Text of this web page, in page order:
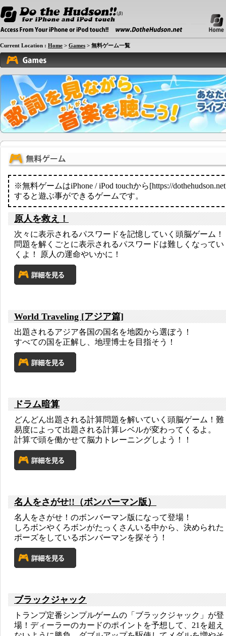
Current Location : Home > Games > 無料ゲーム一覧
※無料ゲームはiPhone / iPod touchから[https://
すると遊ぶ事ができるゲームです。
原人を救え！
次々に表示されるパスワードを記憶していく頭脳ゲーム！
問題を解くごとに表示されるパスワードは難しくなってい
くよ！ 原人の運命やいかに！
World Traveling [アジア篇]
出題されるアジア各国の国名を地図から選ぼう！
すべての国を正解し、地理博士を目指そう！
ドラム暗算
どんどん出題される計算問題を解いていく頭脳ゲーム！難
易度によって出題される計算レベルが変わってくるよ。
計算で頭を働かせて脳力トレーニングしよう！！
名人をさがせ!!（ボンバーマン版）
名人をさがせ！のボンバーマン版になって登場！
しろボンやくろボンがたっくさんいる中から、決められた
ポーズをしているボンバーマンを探そう！
ブラックジャック
トランプ定番シンプルゲームの「ブラックジャック」が登
場！ディーラーのカードのポイントを予想して、21を超え